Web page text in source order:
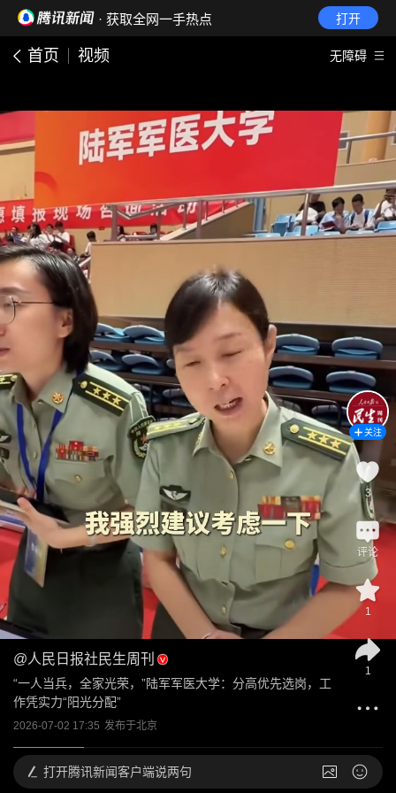
· 获取全网一手热点 打开
首页 视频 无障碍
@人民日报社民生周刊
“一人当兵，全家光荣，”陆军军医大学：分高优先选岗，工
作凭实力“阳光分配”
2026-07-02 17:35 发布于北京
关注
3
评论
1
1
打开腾讯新闻客户端说两句